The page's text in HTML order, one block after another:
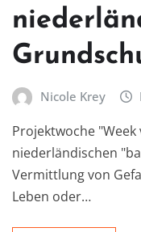
Nicole Krey
Projektwoche
niederländischen
Vermittlung von
Leben oder…